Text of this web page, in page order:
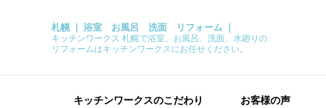
札幌 ｜ 浴室 お風呂 洗面 リフォーム ｜
キッチンワークス 札幌で浴室、お風呂、洗面、水廻りの
リフォームはキッチンワークスにお任せください。
キッチンワークスのこだわり お客様の声